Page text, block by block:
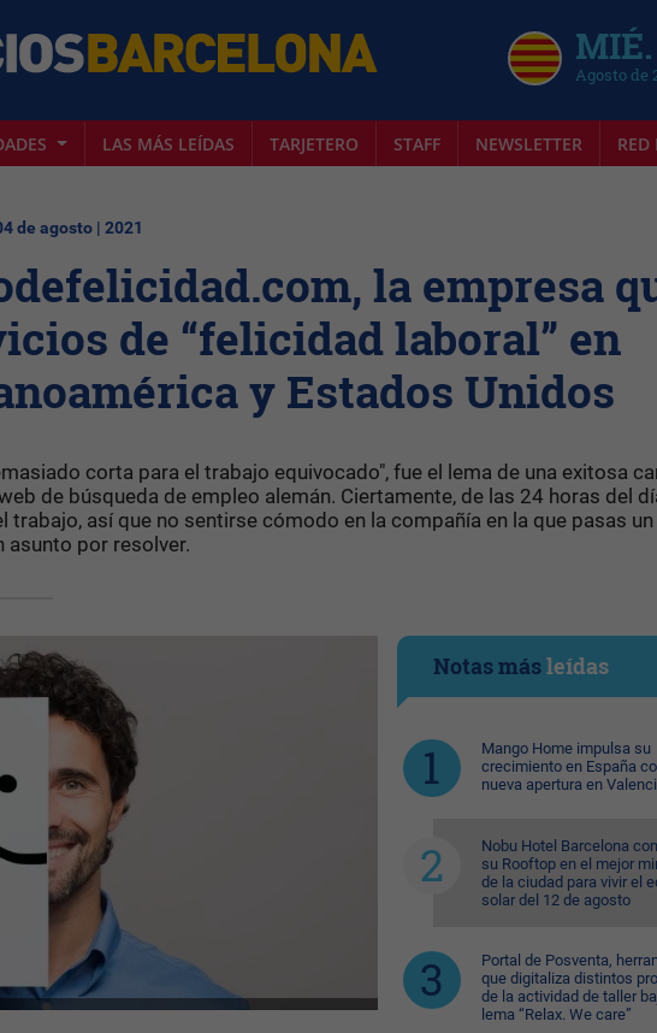
Agosto de
LAS MÁS LEÍDAS TARJETERO STAFF NEWSLETTER
de agosto | 2021
la empresa
de “felicidad laboral” en
y Estados Unidos
corta para el trabajo equivocado", fue el lema de una exitosa
de búsqueda de empleo alemán. Ciertamente, de las 24 horas del
trabajo, así que no sentirse cómodo en la compañía en la que pasas
asunto por resolver.
Notas másleídas
Mango Home impulsa su
crecimiento en España
nueva apertura en
Nobu Hotel Barcelona
su Rooftop en el mejor
de la ciudad para vivir el
solar del 12 de agosto
Portal de Posventa,
que digitaliza distintos
de la actividad de taller
lema “Relax. We care”